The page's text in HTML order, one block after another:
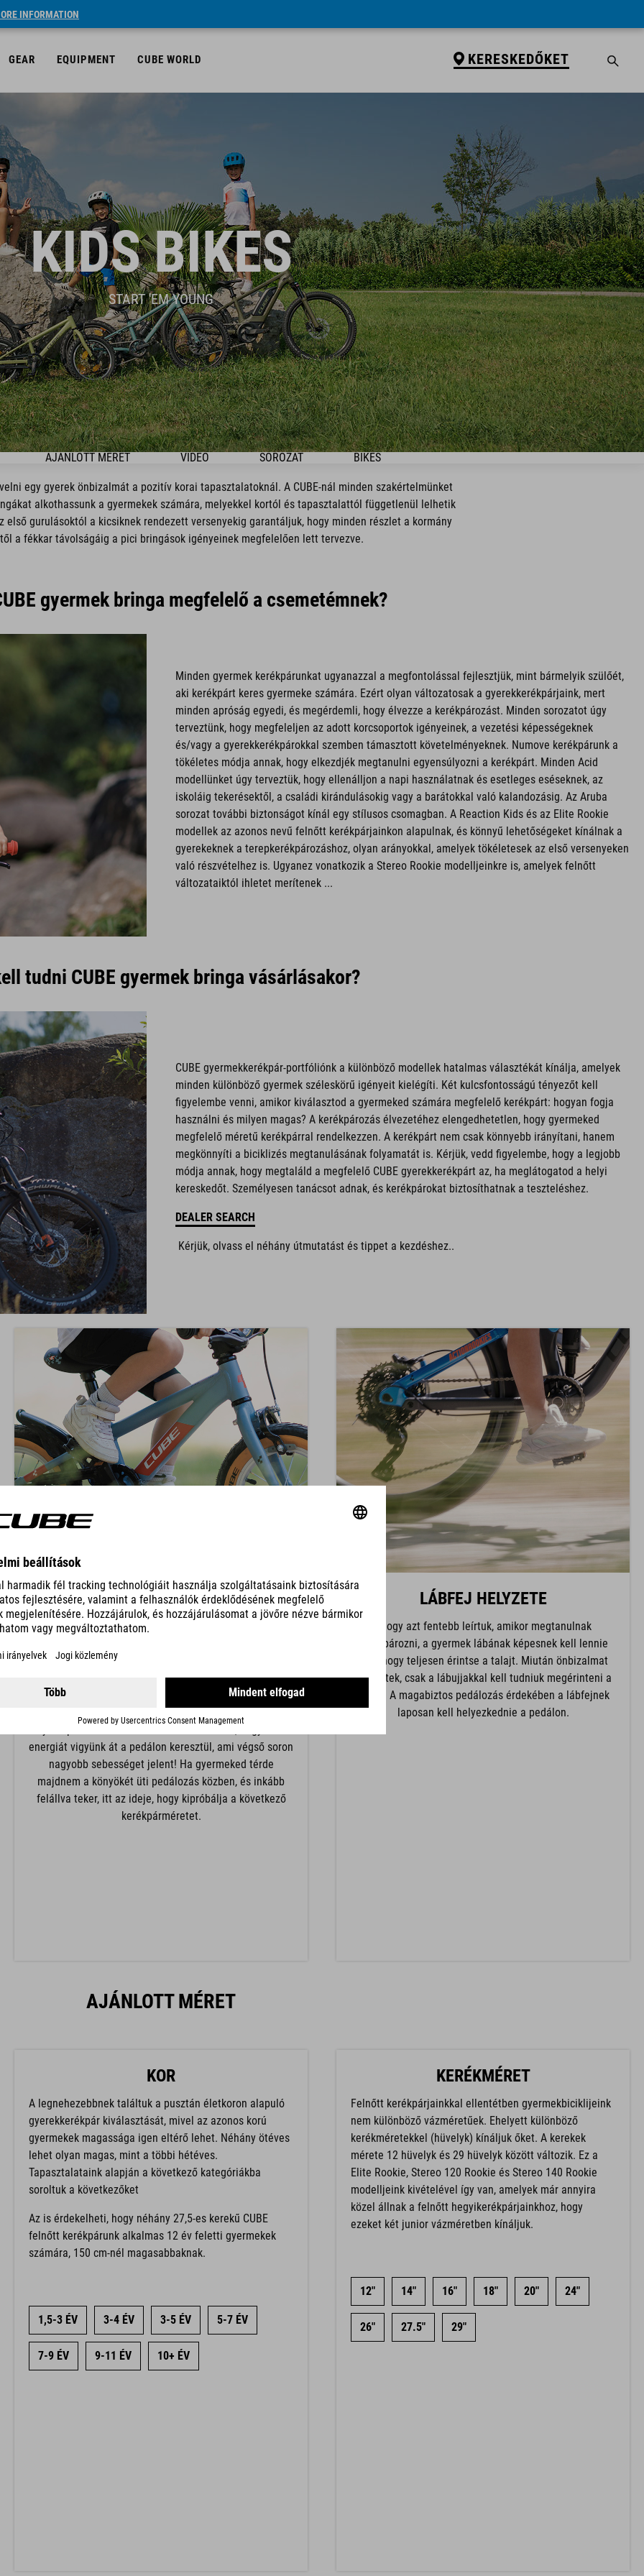
INFORMATION
GEAR EQUIPMENT CUBE WORLD KERESKEDŐKET
KIDS BIKES
START 'EM YOUNG
AJÁNLOTT MÉRET VIDEO SOROZAT BIKES
egy gyerek önbizalmát a pozitív korai tapasztalatoknál. A CUBE-nál minden szakértelmünket
alkothassunk a gyermekek számára, melyekkel kortól és tapasztalattól függetlenül lelhetik
első gurulásoktól a kicsiknek rendezett versenyekig garantáljuk, hogy minden részlet a kormány
a fékkar távolságáig a pici bringások igényeinek megfelelően lett tervezve.
gyermek bringa megfelelő a csemetémnek?
Minden gyermek kerékpárunkat ugyanazzal a megfontolással fejlesztjük, mint bármelyik szülőét,
aki kerékpárt keres gyermeke számára. Ezért olyan változatosak a gyerekkerékpárjaink, mert
minden apróság egyedi, és megérdemli, hogy élvezze a kerékpározást. Minden sorozatot úgy
terveztünk, hogy megfeleljen az adott korcsoportok igényeinek, a vezetési képességeknek
és/vagy a gyerekkerékpárokkal szemben támasztott követelményeknek. Numove kerékpárunk a
tökéletes módja annak, hogy elkezdjék megtanulni egyensúlyozni a kerékpárt. Minden Acid
modellünket úgy terveztük, hogy ellenálljon a napi használatnak és esetleges eséseknek, az
iskoláig tekerésektől, a családi kirándulásokig vagy a barátokkal való kalandozásig. Az Aruba
sorozat további biztonságot kínál egy stílusos csomagban. A Reaction Kids és az Elite Rookie
modellek az azonos nevű felnőtt kerékpárjainkon alapulnak, és könnyű lehetőségeket kínálnak a
gyerekeknek a terepkerékpározáshoz, olyan arányokkal, amelyek tökéletesek az első versenyeken
való részvételhez is. Ugyanez vonatkozik a Stereo Rookie modelljeinkre is, amelyek felnőtt
változataiktól ihletet merítenek ...
tudni CUBE gyermek bringa vásárlásakor?
CUBE gyermekkerékpár-portfóliónk a különböző modellek hatalmas választékát kínálja, amelyek
minden különböző gyermek széleskörű igényeit kielégíti. Két kulcsfontosságú tényezőt kell
figyelembe venni, amikor kiválasztod a gyermeked számára megfelelő kerékpárt: hogyan fogja
használni és milyen magas? A kerékpározás élvezetéhez elengedhetetlen, hogy gyermeked
megfelelő méretű kerékpárral rendelkezzen. A kerékpárt nem csak könnyebb irányítani, hanem
megkönnyíti a biciklizés megtanulásának folyamatát is. Kérjük, vedd figyelembe, hogy a legjobb
módja annak, hogy megtaláld a megfelelő CUBE gyerekkerékpárt az, ha meglátogatod a helyi
kereskedőt. Személyesen tanácsot adnak, és kerékpárokat biztosíthatnak a teszteléshez.
DEALER SEARCH
Kérjük, olvass el néhány útmutatást és tippet a kezdéshez..
TÉRDHELYZET
A térd helyzetét a nyereg magassága határozza meg.
javasoljuk, így erősebb hajlítást a térdben, hogy nehéz
helyzetben könnyen le tudják tenni a lábukat. A
felnőttek és a magabiztosabb gyermekek addig
emelhetik a nyerget, amíg a térd szinte teljesen ki nem
nyúlik pedálozás közben. Ez lehetővé teszi, hogy több
energiát vigyünk át a pedálon keresztül, ami végső soron
nagyobb sebességet jelent! Ha gyermeked térde
majdnem a könyökét üti pedálozás közben, és inkább
felállva teker, itt az ideje, hogy kipróbálja a következő
kerékpárméretet.
LÁBFEJ HELYZETE
Ahogy azt fentebb leírtuk, amikor megtanulnak
kerékpározni, a gyermek lábának képesnek kell lennie
arra, hogy teljesen érintse a talajt. Miután önbizalmat
szereztek, csak a lábujjakkal kell tudniuk megérinteni a
földet. A magabiztos pedálozás érdekében a lábfejnek
laposan kell helyezkednie a pedálon.
AJÁNLOTT MÉRET
KOR
A legnehezebbnek találtuk a pusztán életkoron alapuló
gyerekkerékpár kiválasztását, mivel az azonos korú
gyermekek magassága igen eltérő lehet. Néhány ötéves
lehet olyan magas, mint a többi hétéves.
Tapasztalataink alapján a következő kategóriákba
soroltuk a következőket
Az is érdekelheti, hogy néhány 27,5-es kerekű CUBE
felnőtt kerékpárunk alkalmas 12 év feletti gyermekek
számára, 150 cm-nél magasabbaknak.
1,5-3 ÉV 3-4 ÉV 3-5 ÉV 5-7 ÉV
7-9 ÉV 9-11 ÉV 10+ ÉV
KERÉKMÉRET
Felnőtt kerékpárjainkkal ellentétben gyermekbiciklijeink
nem különböző vázméretűek. Ehelyett különböző
kerékméretekkel (hüvelyk) kínáljuk őket. A kerekek
mérete 12 hüvelyk és 29 hüvelyk között változik. Ez a
Elite Rookie, Stereo 120 Rookie és Stereo 140 Rookie
modelljeink kivételével így van, amelyek már annyira
közel állnak a felnőtt hegyikerékpárjainkhoz, hogy
ezeket két junior vázméretben kínáljuk.
12" 14" 16" 18" 20" 24"
26" 27.5" 29"